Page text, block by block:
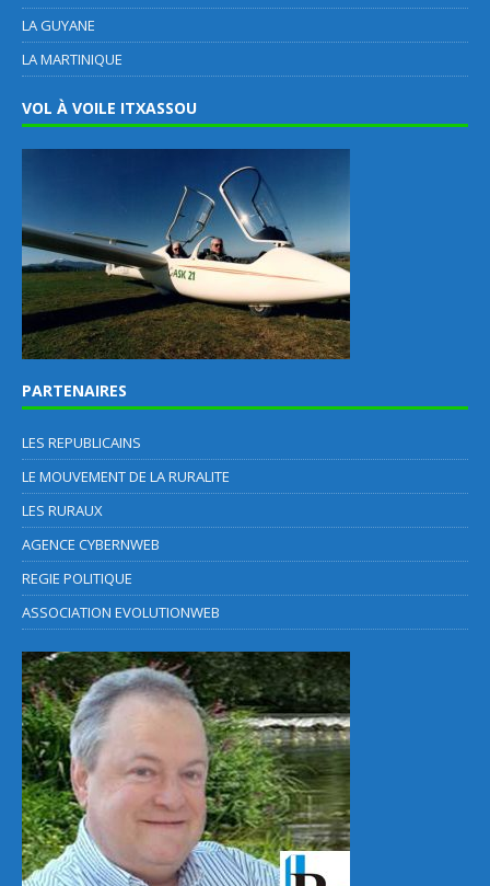
LA GUYANE
LA MARTINIQUE
VOL À VOILE ITXASSOU
PARTENAIRES
LES REPUBLICAINS
LE MOUVEMENT DE LA RURALITE
LES RURAUX
AGENCE CYBERNWEB
REGIE POLITIQUE
ASSOCIATION EVOLUTIONWEB